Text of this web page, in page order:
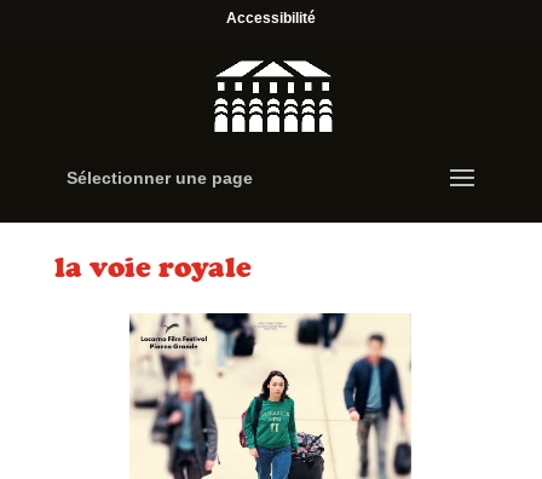
Accessibilité
Sélectionner une page
la voie royale